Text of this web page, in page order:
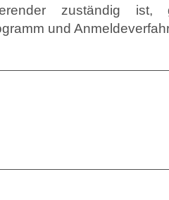
zuständig ist,
und